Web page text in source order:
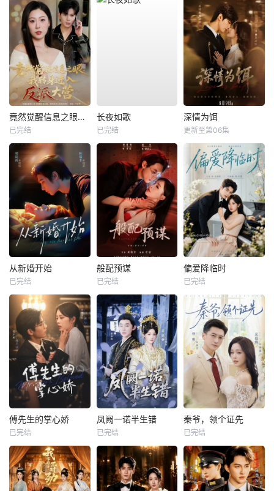
竟然觉醒信息之眼，我转身进入反派大营
已完结
长夜如歌
已完结
深情为饵
更新至第06集
从新婚开始
已完结
般配预谋
已完结
偏爱降临时
已完结
傅先生的掌心娇
已完结
凤阙一诺半生错
已完结
秦爷，领个证先
已完结